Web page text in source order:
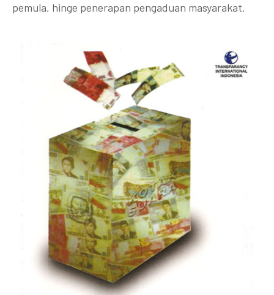
pemula, hinge penerapan pengaduan masyarakat.